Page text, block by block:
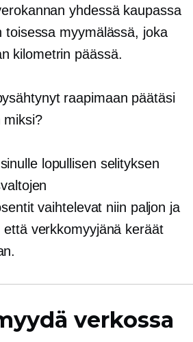
yhdessä kaupassa
toisessa myymälässä, joka
kilometrin päässä.
raapimaan päätäsi
miksi?
lopullisen selityksen
vaihtelevat niin paljon ja
verkkomyyjänä keräät
verkossa